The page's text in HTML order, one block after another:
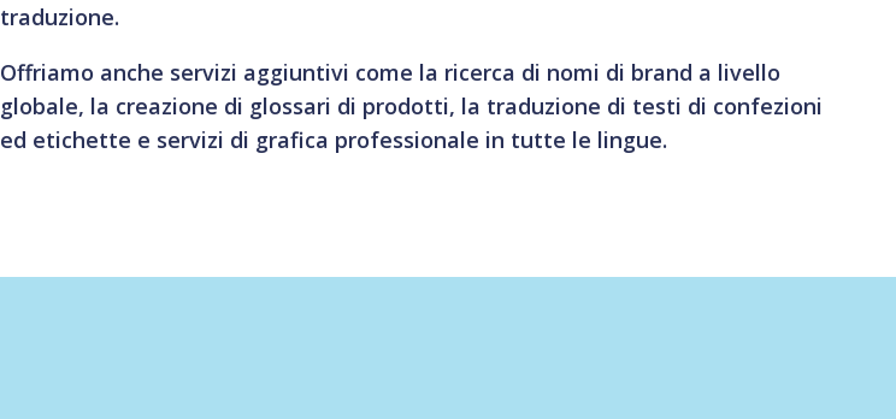
traduzione.
Offriamo anche servizi aggiuntivi come la ricerca di nomi di brand a livello
globale, la creazione di glossari di prodotti, la traduzione di testi di confezioni
ed etichette e servizi di grafica professionale in tutte le lingue.